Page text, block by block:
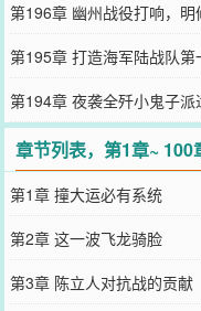
第196章 幽州战役打响，
第195章 打造海军陆战队第
第194章 夜袭全歼小鬼子派
章节列表，第1章~ 100
第1章 撞大运必有系统
第2章 这一波飞龙骑脸
第3章 陈立人对抗战的贡献